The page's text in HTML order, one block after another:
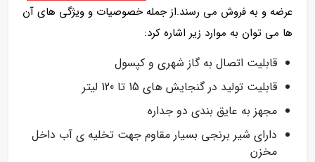
عرضه و به فروش می رسند.از جمله خصوصیات و ویژگی های آن
ها می توان به موارد زیر اشاره کرد:
قابلیت اتصال به گاز شهری و کپسول
قابلیت تولید در گنجایش های 15 تا 120 لیتر
مجهز به عایق بندی دو جداره
دارای شیر برنجی بسیار مقاوم جهت تخلیه ی آب داخل
مخزن